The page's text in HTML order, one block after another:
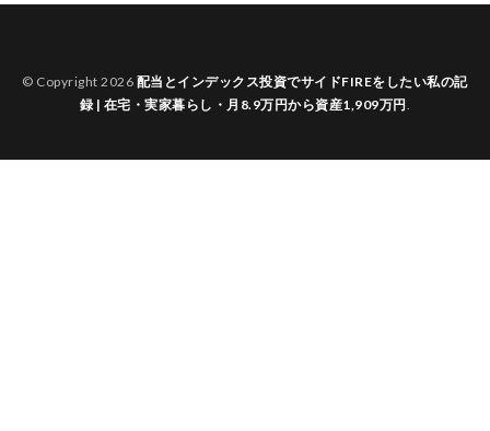
© Copyright 2026 配当とインデックス投資でサイドFIREをしたい私の記
録 | 在宅・実家暮らし・月8.9万円から資産1,909万円.